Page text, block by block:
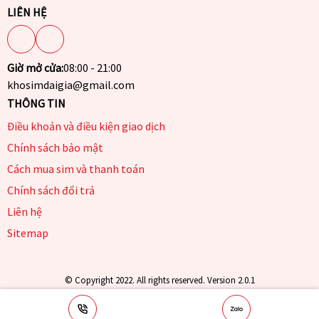
LIÊN HỆ
Giờ mở cửa:08:00 - 21:00
khosimdaigia@gmail.com
THÔNG TIN
Điều khoản và điều kiện giao dịch
Chính sách bảo mật
Cách mua sim và thanh toán
Chính sách đổi trả
Liên hệ
Sitemap
© Copyright 2022. All rights reserved. Version 2.0.1